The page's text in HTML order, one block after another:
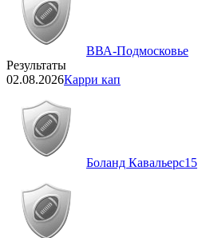
ВВА-Подмосковье
Результаты
02.08.2026Карри кап
Боланд Кавальерс15